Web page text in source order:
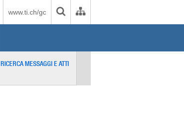
www.ti.ch/gc
RICERCA MESSAGGI E ATTI